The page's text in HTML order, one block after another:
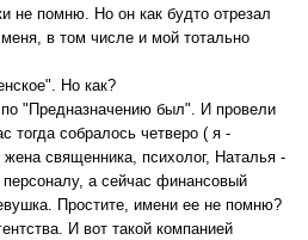
не помню. Но он как будто отрезал
в том числе и мой тотально
Но как?
"Предназначению был". И провели
тогда собралось четверо ( я -
священника, психолог, Наталья -
а сейчас финансовый
Простите, имени ее не помню?
И вот такой компанией